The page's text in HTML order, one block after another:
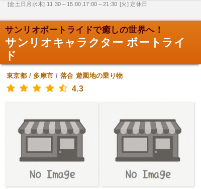
[金土日月水木] 11:30～15:00,17:00～21:30 [火] 定休日
サンリオボートライドで癒しの世界へ！
サンリオキャラクター ボートライ
ド
東京都 / 多摩市 / 落合 遊園地の乗り物
4.3